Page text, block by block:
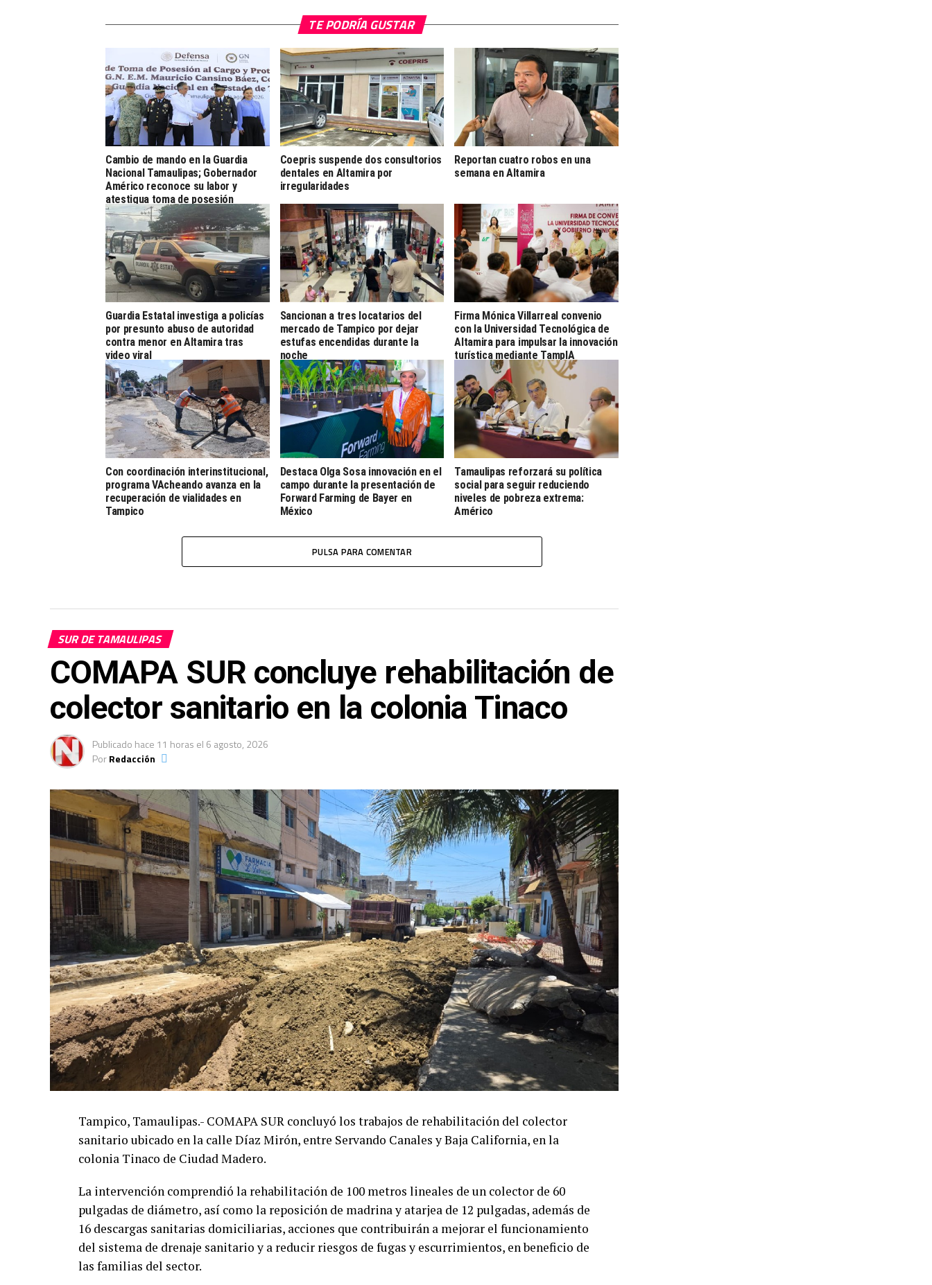
TE PODRÍA GUSTAR
Cambio de mando en la Guardia
Nacional Tamaulipas; Gobernador
Américo reconoce su labor y
atestigua toma de posesión
Coepris suspende dos consultorios
dentales en Altamira por
irregularidades
Reportan cuatro robos en una
semana en Altamira
Guardia Estatal investiga a policías
por presunto abuso de autoridad
contra menor en Altamira tras
video viral
Sancionan a tres locatarios del
mercado de Tampico por dejar
estufas encendidas durante la
noche
Firma Mónica Villarreal convenio
con la Universidad Tecnológica de
Altamira para impulsar la innovación
turística mediante TampIA
Con coordinación interinstitucional,
programa VAcheando avanza en la
recuperación de vialidades en
Tampico
Destaca Olga Sosa innovación en el
campo durante la presentación de
Forward Farming de Bayer en
México
Tamaulipas reforzará su política
social para seguir reduciendo
niveles de pobreza extrema:
Américo
PULSA PARA COMENTAR
SUR DE TAMAULIPAS
COMAPA SUR concluye rehabilitación de
colector sanitario en la colonia Tinaco
Publicado hace 11 horas el 6 agosto, 2026
PorRedacción
Tampico, Tamaulipas.- COMAPA SUR concluyó los trabajos de rehabilitación del colector
sanitario ubicado en la calle Díaz Mirón, entre Servando Canales y Baja California, en la
colonia Tinaco de Ciudad Madero.
La intervención comprendió la rehabilitación de 100 metros lineales de un colector de 60
pulgadas de diámetro, así como la reposición de madrina y atarjea de 12 pulgadas, además de
16 descargas sanitarias domiciliarias, acciones que contribuirán a mejorar el funcionamiento
del sistema de drenaje sanitario y a reducir riesgos de fugas y escurrimientos, en beneficio de
las familias del sector.